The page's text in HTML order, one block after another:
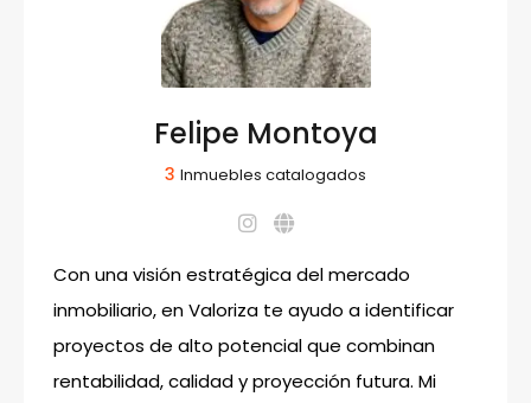
Felipe Montoya
3 Inmuebles catalogados
Con una visión estratégica del mercado
inmobiliario, en Valoriza te ayudo a identificar
proyectos de alto potencial que combinan
rentabilidad, calidad y proyección futura. Mi